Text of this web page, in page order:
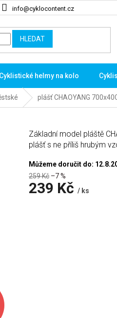
info@cyklocontent.cz
HLEDAT
Cyklistické helmy na kolo
plášť CHAOYANG
259 Kč –7 %
239 Kč / ks
Můžeme doručit do:
Základní model pláště
plášť s ne příliš hrubým